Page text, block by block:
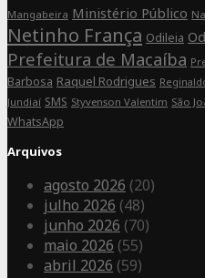
Mangabeira Ministério Público
Netinho França Odileia
Prefeitura de Macaíba
Barbosa Raquel Rodrigues
Jundiaí SMS Styvenson Valentim São
WhatsApp
Arquivos
agosto 2026 (20)
julho 2026 (48)
junho 2026 (70)
maio 2026 (55)
abril 2026 (59)